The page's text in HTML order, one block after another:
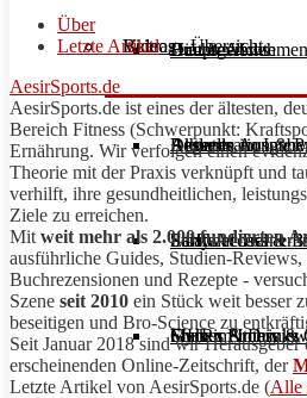
Diät & Abnehmen
Regeneration &
Stoffwechsel &
Frauen Fitness &
Buchreviews
Hauptgerichte
Desserts
Salate
Shakes & Drinks
Athleten im
Personal Trainer
Gym im Interview
Videos
Aktuelle Ausgabe
Early Access
MHRx Archiv
Beitrags-Übersicht
Über
Letzte Artikel
AesirSports.de
AesirSports.de ist eines der ältesten,
Bereich Fitness (Schwerpunkt:
Ernährung. Wir verfolgen einen
Theorie mit der Praxis verknüpft und
verhilft, ihre gesundheitlichen,
Ziele zu erreichen.
Mit weit mehr als 2.000 fundierten
ausführliche Guides, Studien-
Buchrezensionen und Rezepte -
Szene seit 2010 ein Stück weit besser
beseitigen und Bro-Science zu
Seit Januar 2018 sind wir Herausgeber
erscheinenden Online-Zeitschrift, der
Letzte Artikel von AesirSports.de (Alle